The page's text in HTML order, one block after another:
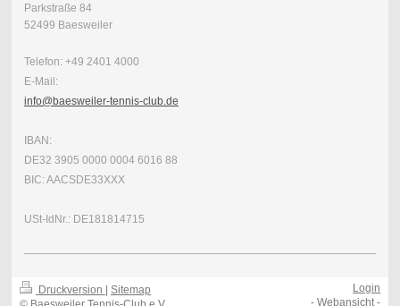
Parkstraße 84
52499 Baesweiler
Telefon: +49 2401 4000
E-Mail:
info@baesweiler-tennis-club.de
IBAN:
DE32 3905 0000 0004 6016 88
BIC: AACSDE33XXX
USt-IdNr.: DE181814715
Druckversion
Sitemap
Login
-Webansicht-